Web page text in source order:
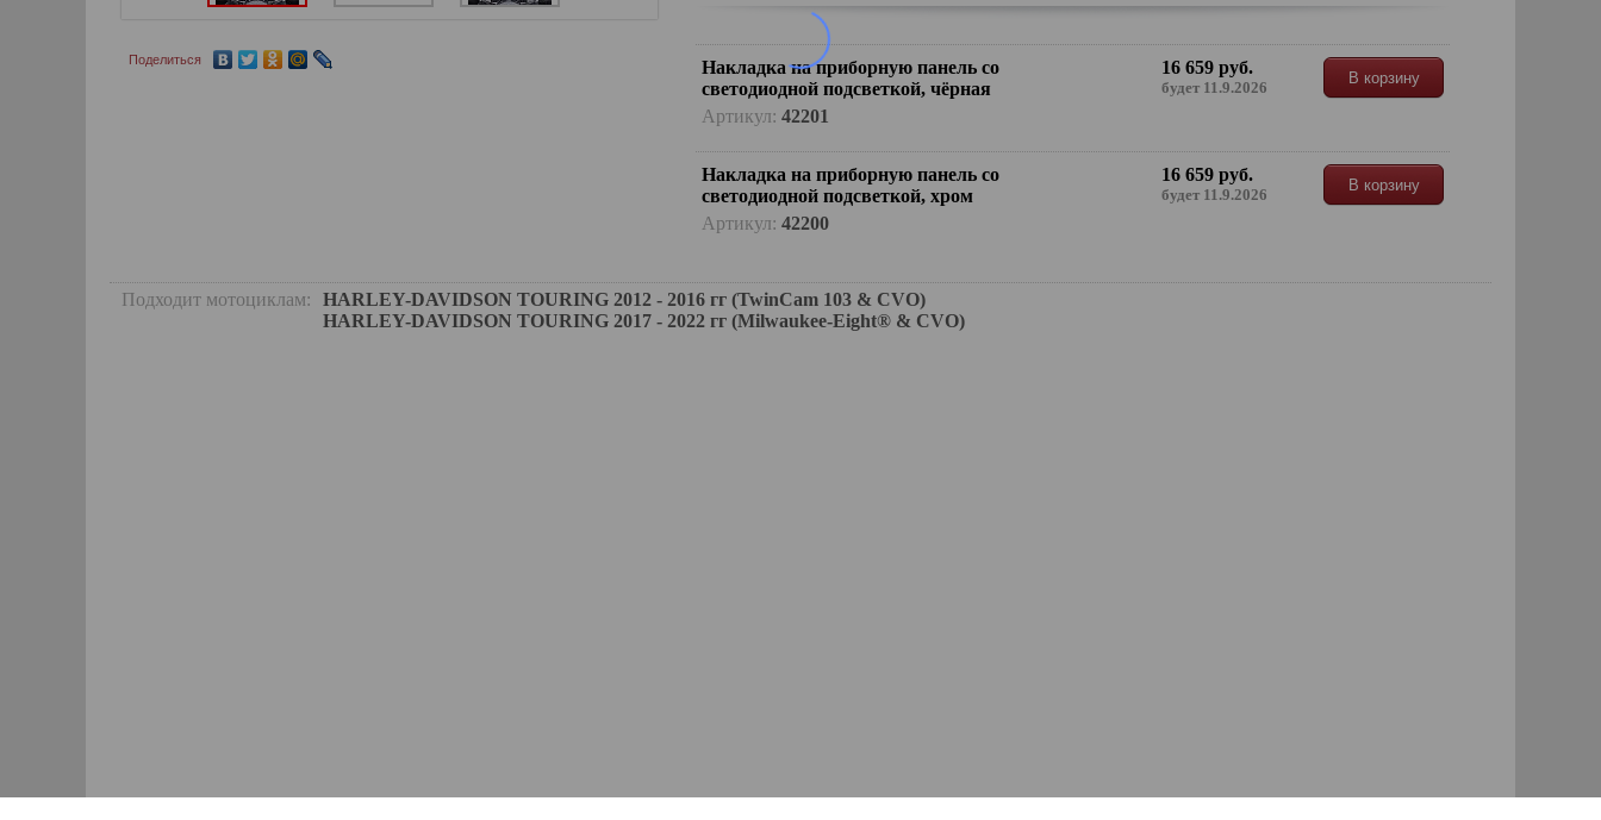
Накладка на приборную панель со
светодиодной подсветкой, чёрная
16 659 руб.
будет 11.9.2026
В корзину
Артикул: 42201
Накладка на приборную панель со
светодиодной подсветкой, хром
16 659 руб.
будет 11.9.2026
В корзину
Артикул: 42200
Поделиться
Подходит мотоциклам:
HARLEY-DAVIDSON TOURING 2012 - 2016 гг (TwinCam 103 & CVO)
HARLEY-DAVIDSON TOURING 2017 - 2022 гг (Milwaukee-Eight® & CVO)